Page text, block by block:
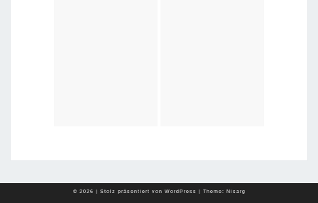
© 2026 Stolz präsentiert von WordPress Theme: Nisarg